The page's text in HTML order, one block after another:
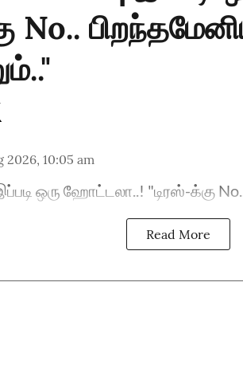
No..
2026, 10:05 am
ஒரு ஹோட்டலா..! "டிரஸ்-க்கு
Read More